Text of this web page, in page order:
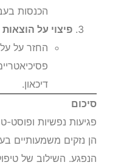
הכנסות
פיצוי על
החזר על
דיכאון.
סיכום
פגיעות נפשיות
הן נזקים משמעותיים
הנפגע. השילוב של